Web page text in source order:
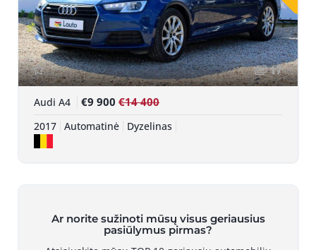
17
Audi A4 €9 900 €14 400
2017 Automatinė Dyzelinas
Ar norite sužinoti mūsų visus geriausius
pasiūlymus pirmas?